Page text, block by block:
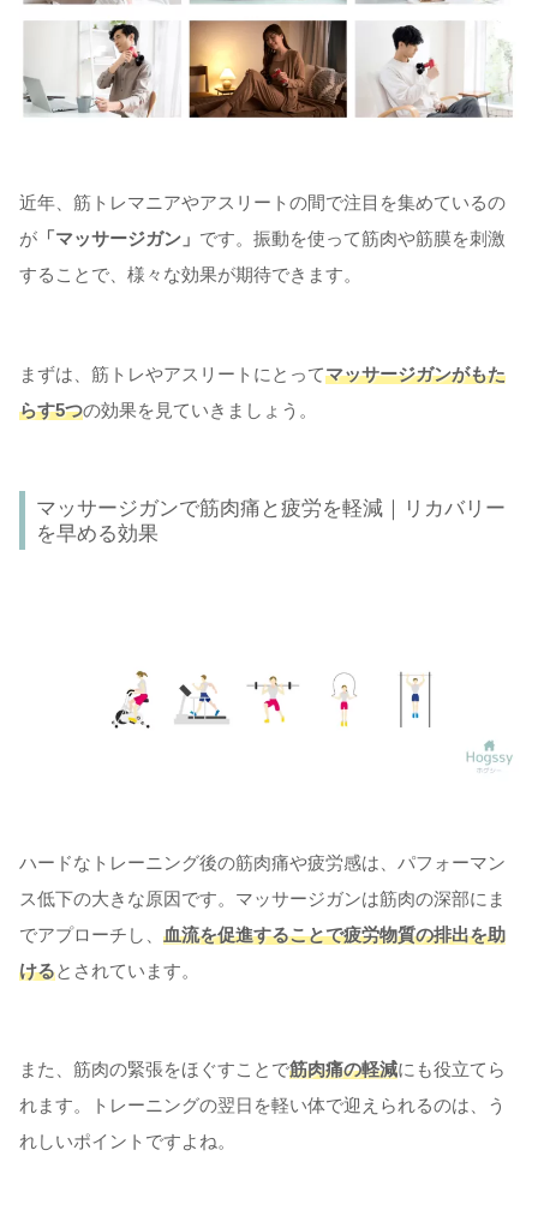
近年、筋トレマニアやアスリートの間で注目を集めているの
が 「マッサージガン」 です。振動を使って筋肉や筋膜を刺激
することで、様々な効果が期待できます。
まずは、筋トレやアスリートにとってマッサージガンがもた
らす5つの効果を見ていきましょう。
マッサージガンで筋肉痛と疲労を軽減｜リカバリー
を早める効果
ハードなトレーニング後の筋肉痛や疲労感は、パフォーマン
ス低下の大きな原因です。マッサージガンは筋肉の深部にま
でアプローチし、 血流を促進することで疲労物質の排出を助
けるとされています。
また、筋肉の緊張をほぐすことで筋肉痛の軽減にも役立てら
れます。トレーニングの翌日を軽い体で迎えられるのは、う
れしいポイントですよね。